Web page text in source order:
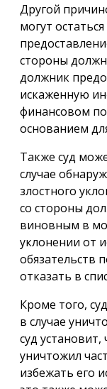
Другой
могут
стороны
должник
искаженную
финансовом
основанием
Также суд
случае
злостного
со стороны
виновным в
уклонении от
обязательств
отказать в
Кроме того,
в случае
суд
уничтожил
избежать его